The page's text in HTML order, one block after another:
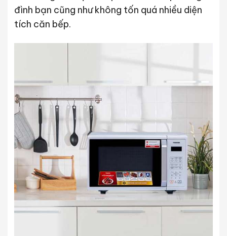
đình bạn cũng như không tốn quá nhiều diện
tích căn bếp.